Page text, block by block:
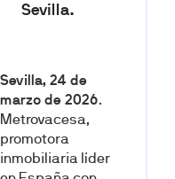
Sevilla.
Sevilla, 24 de
marzo de 2026.
Metrovacesa,
promotora
inmobiliaria líder